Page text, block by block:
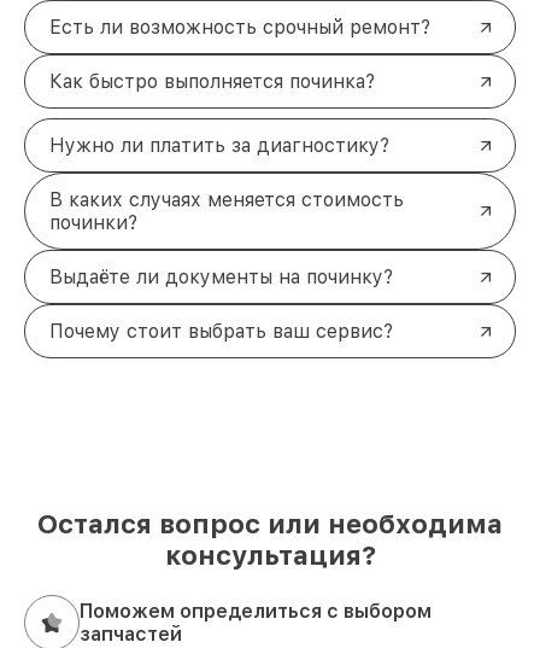
Есть ли возможность срочный ремонт?
Как быстро выполняется починка?
Нужно ли платить за диагностику?
В каких случаях меняется стоимость
починки?
Выдаёте ли документы на починку?
Почему стоит выбрать ваш сервис?
Остался вопрос или необходима
консультация?
Поможем определиться с выбором
запчастей